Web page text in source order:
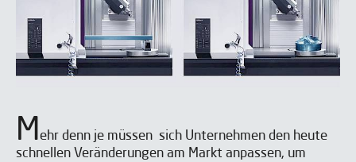
Mehr denn je müssen sich Unternehmen den heute
schnellen Veränderungen am Markt anpassen, um